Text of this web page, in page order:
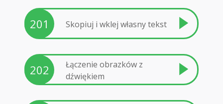
201 Skopiuj i wklej własny tekst
202
Łączenie obrazków z
dźwiękiem